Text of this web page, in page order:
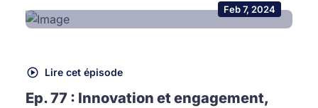
Feb 7, 2024
Lire cet épisode
Ep. 77 : Innovation et engagement,